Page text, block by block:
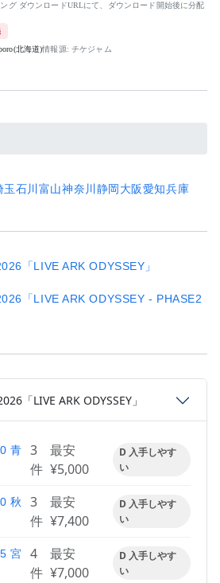
グ ダウンロードURLにて、ダウンロード開始後に分配
北海道)情報源: チケジャム
玉石川 富山神奈川 静岡 大阪愛知兵庫
「LIVE ARK ODYSSEY」
「LIVE ARK ODYSSEY - PHASE2
「LIVE ARK ODYSSEY」
青
3
件
最安
¥5,000
D 入手しやす
い
秋
3
件
最安
¥7,400
D 入手しやす
い
宮
4
件
最安
¥7,000
D 入手しやす
い